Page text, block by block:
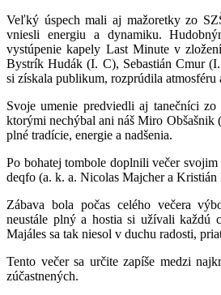
Veľký úspech mali aj mažoretky zo
vniesli energiu a dynamiku.
vystúpenie kapely Last Minute v
Bystrík Hudák (I. C), Sebastián Cmur
si získala publikum, rozprúdila atmosféru
Svoje umenie predviedli aj tanečníci zo
ktorými nechýbal ani náš Miro Obšašnik
plné tradície, energie a nadšenia.
Po bohatej tombole doplnili večer
deqfo (a. k. a. Nicolas Majcher a
Zábava bola počas celého večera
neustále plný a hostia si užívali každú
Majáles sa tak niesol v duchu radosti,
Tento večer sa určite zapíše medzi
zúčastnených.